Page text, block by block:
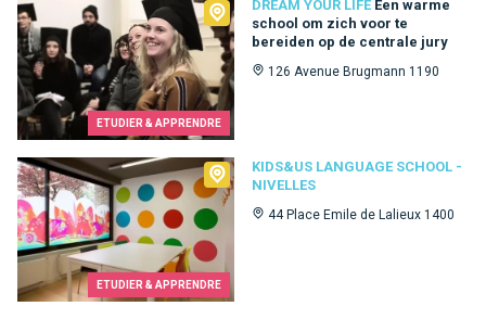
ETUDIER & APPRENDRE
DREAM YOUR LIFE Een warme
school om zich voor te
bereiden op de centrale jury
126 Avenue Brugmann 1190
Dream Your Life
ETUDIER & APPRENDRE
KIDS&US LANGUAGE SCHOOL -
NIVELLES
44 Place Emile de Lalieux 1400
Kids&Us language school - Nivelles